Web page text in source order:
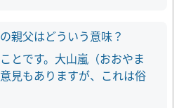
親父はどういう意味？
とです。大山嵐（おおやま
見もありますが、これは俗